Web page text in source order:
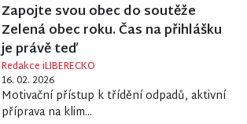
Zapojte svou obec do soutěže
Zelená obec roku. Čas na přihlášku
je právě teď
Redakce iLIBERECKO
16. 02. 2026
Motivační přístup k třídění odpadů, aktivní
příprava na klim...